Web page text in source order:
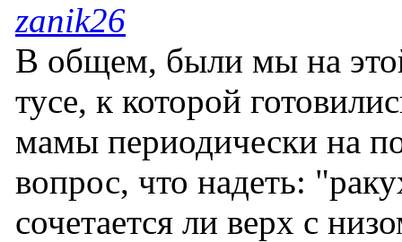
zanik26
В общем, были мы на
тусе, к которой
мамы периодически на
вопрос, что надеть:
сочетается ли верх с